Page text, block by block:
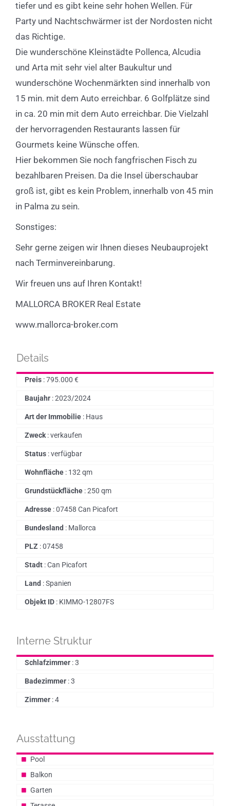
tiefer und es gibt keine sehr hohen Wellen. Für
Party und Nachtschwärmer ist der Nordosten nicht
das Richtige.
Die wunderschöne Kleinstädte Pollenca, Alcudia
und Arta mit sehr viel alter Baukultur und
wunderschöne Wochenmärkten sind innerhalb von
15 min. mit dem Auto erreichbar. 6 Golfplätze sind
in ca. 20 min mit dem Auto erreichbar. Die Vielzahl
der hervorragenden Restaurants lassen für
Gourmets keine Wünsche offen.
Hier bekommen Sie noch fangfrischen Fisch zu
bezahlbaren Preisen. Da die Insel überschaubar
groß ist, gibt es kein Problem, innerhalb von 45 min
in Palma zu sein.
Sonstiges:
Sehr gerne zeigen wir Ihnen dieses Neubauprojekt
nach Terminvereinbarung.
Wir freuen uns auf Ihren Kontakt!
MALLORCA BROKER Real Estate
www.mallorca-broker.com
Details
Preis :795.000 €
Baujahr :2023/2024
Art der Immobilie : Haus
Zweck :verkaufen
Status :verfügbar
Wohnfläche : 132 qm
Grundstückfläche :250 qm
Adresse :07458 Can Picafort
Bundesland : Mallorca
PLZ :07458
Stadt :Can Picafort
Land :Spanien
Objekt ID : KIMMO-12807FS
Interne Struktur
Schlafzimmer :3
Badezimmer :3
Zimmer :4
Ausstattung
Pool
Balkon
Garten